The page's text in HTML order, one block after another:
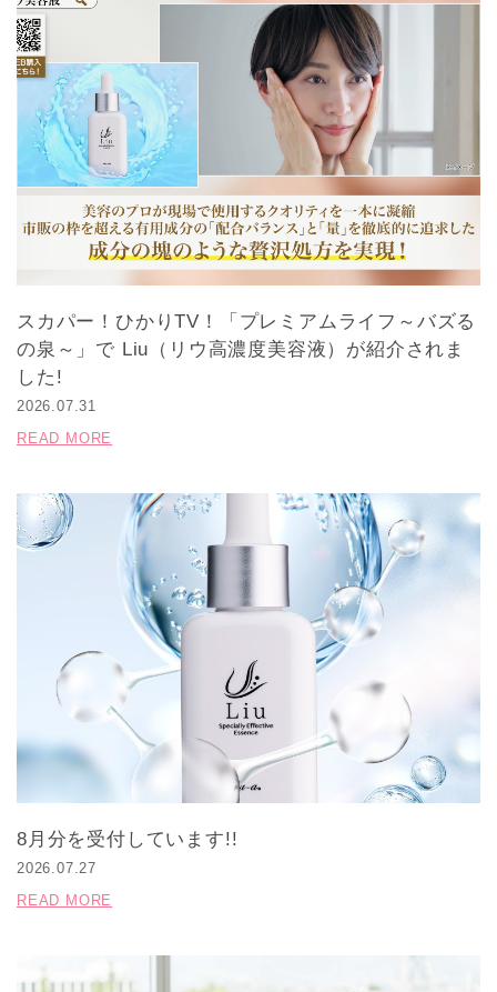
スカパー！ひかりTV！「プレミアムライフ～バズる
の泉～」で Liu（リウ高濃度美容液）が紹介されま
した!
2026.07.31
READ MORE
8月分を受付しています!!
2026.07.27
READ MORE